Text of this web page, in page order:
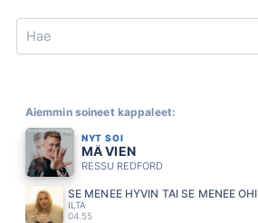
Search
Aiemmin soineet kappaleet:
NYT SOI
MÄ VIEN
RESSU REDFORD
SE MENEE HYVIN TAI SE MENEE OHI
ILTA
04.55